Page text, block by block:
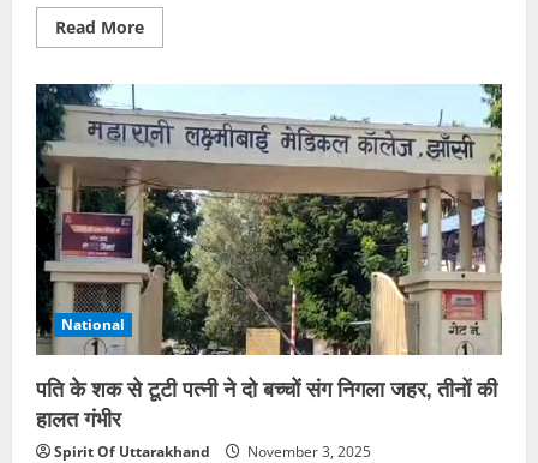
Read MoreRead
more
बड़ी
कार्रवाई,
20
हजार
की
रिश्वत
लेते
मेडिकल
अधिकारी
रंगेहाथ
गिरफ्तार
National
पति के शक से टूटी पत्नी ने दो बच्चों संग निगला जहर, तीनों की
हालत गंभीर
Spirit Of Uttarakhand November 3, 2025